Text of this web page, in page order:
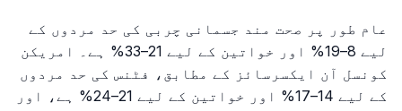
عام طور پر صحت مند جسمانی چربی کی حد مردوں کے
لیے 8–19% اور خواتین کے لیے 21–33% ہے۔ امریکن
کونسل آن ایکسرسائز کے مطابق، فٹنس کی حد مردوں
کے لیے 14–17% اور خواتین کے لیے 21–24% ہے، اور